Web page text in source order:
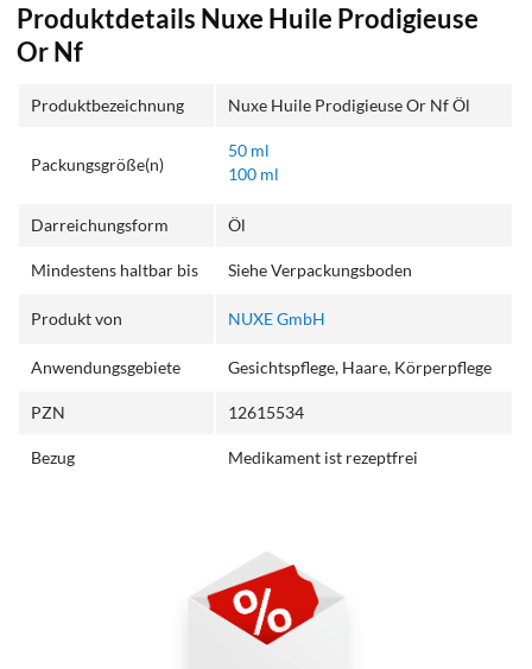
Produktdetails Nuxe Huile Prodigieuse
Or Nf
Produktbezeichnung Nuxe Huile Prodigieuse Or Nf Öl
Packungsgröße(n)
50 ml
100 ml
Darreichungsform Öl
Mindestens haltbar bis Siehe Verpackungsboden
Produkt von NUXE GmbH
Anwendungsgebiete Gesichtspflege, Haare, Körperpflege
PZN 12615534
Bezug Medikament ist rezeptfrei